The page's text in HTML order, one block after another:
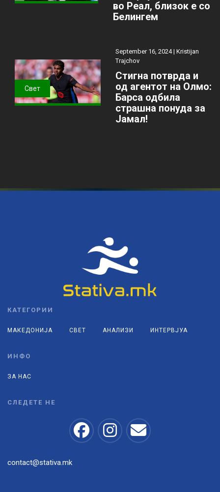
во Реал, близок е со
Белингем
Свет
September 16, 2024 | Kristijan
Trajchov
Стигна потврда и
од агентот на Олмо:
Барса одбила
страшна понуда за
Јамал!
КАТЕГОРИИ
МАКЕДОНИЈА СВЕТ АНАЛИЗИ ИНТЕРВЈУА
ИНФО
ЗА НАС
СЛЕДЕТЕ НЕ
contact@stativa.mk